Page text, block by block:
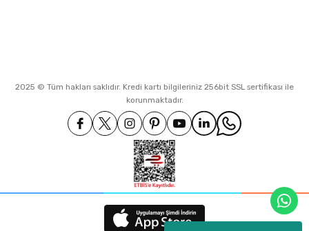
2025 © Tüm hakları saklıdır. Kredi kartı bilgileriniz 256bit SSL sertifikası ile
korunmaktadır.